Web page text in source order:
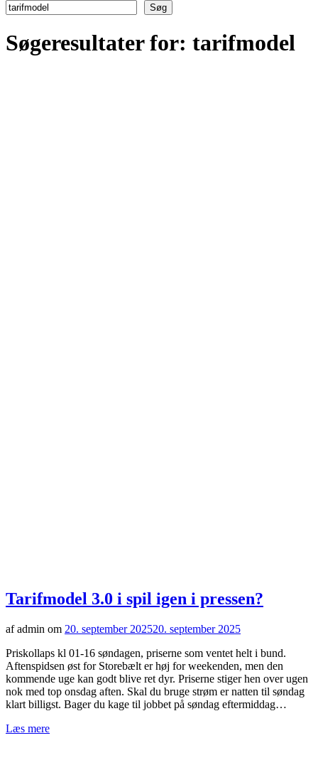
Søg
Søgeresultater for: tarifmodel
Tarifmodel 3.0 i spil igen i pressen?
af admin om 20. september 202520. september 2025
Priskollaps kl 01-16 søndagen, priserne som ventet helt i bund.
Aftenspidsen øst for Storebælt er høj for weekenden, men den
kommende uge kan godt blive ret dyr. Priserne stiger hen over ugen
nok med top onsdag aften. Skal du bruge strøm er natten til søndag
klart billigst. Bager du kage til jobbet på søndag eftermiddag…
Læs mere